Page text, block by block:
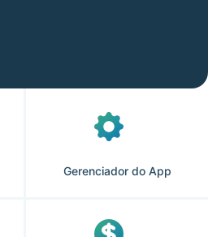
Gerenciador do App